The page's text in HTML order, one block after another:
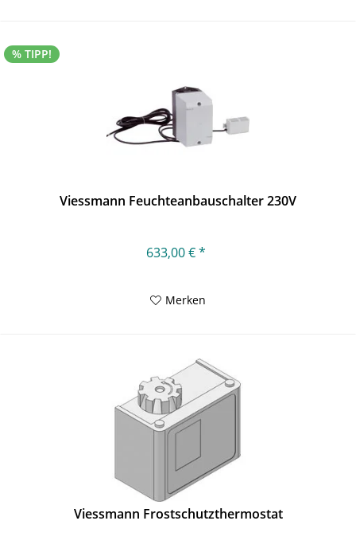
% TIPP!
Viessmann Feuchteanbauschalter 230V
633,00 € *
Merken
Viessmann Frostschutzthermostat